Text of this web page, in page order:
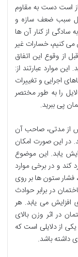
است دست به مقاوم
سبب ضعف سازه و
سادگی از کنار آن ها
می کنیم، خسارات غیر
از وقوع این اتفاق
موارد عبارتند از:
اجرایی و تغییرات
را به طور مختصر
پی ببرید.
از مدتی، صاحب آن
در این صورت امکان
یابد. این موضوع
و در برخی موارد
ستون ها بر روی
در برابر حوادث
می یابد. هر
در اثر وزن بالای
از دلایلی است که
داشته باشد.